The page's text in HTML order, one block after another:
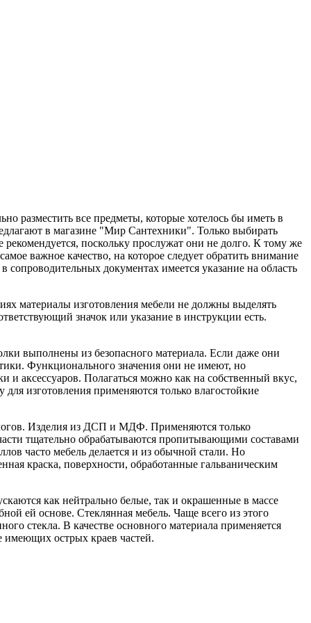
разместить все предметы, которые хотелось бы иметь в
в магазине "Мир Сантехники". Только выбирать
поскольку прослужат они не долго. К тому же
важное качество, на которое следует обратить внимание
документах имеется указание на область
материалы изготовления мебели не должны выделять
значок или указание в инструкции есть.
выполнены из безопасного материала. Если даже они
Функционального значения они не имеют, но
и аксессуаров. Полагаться можно как на собственный вкус,
для изготовления применяются только влагостойкие
Изделия из ДСП и МДФ. Применяются только
тщательно обрабатываются пропитывающими составами
часто мебель делается и из обычной стали. Но
краска, поверхности, обработанные гальваническим
как нейтрально белые, так и окрашенные в массе
ей основе. Стеклянная мебель. Чаще всего из этого
стекла. В качестве основного материала применяется
имеющих острых краев частей.